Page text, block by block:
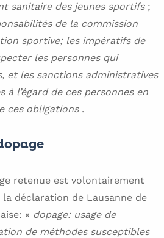
sanitaire des jeunes sportifs ;
de la commission
sportive; les impératifs de
les personnes qui
et les sanctions administratives
à l’égard de ces personnes en
ces obligations .
retenue est volontairement
la déclaration de Lausanne de
« dopage: usage de
de méthodes susceptibles